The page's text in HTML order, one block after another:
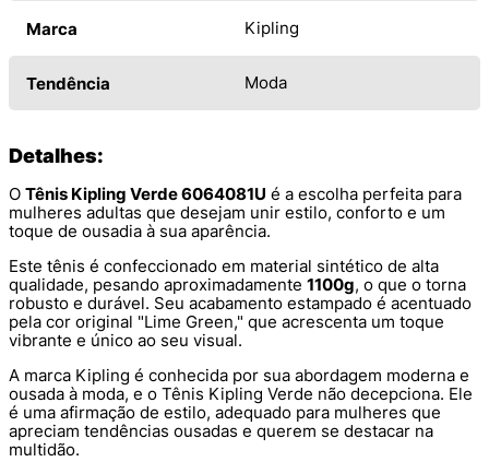
Marca Kipling
Tendência Moda
Detalhes:
O Tênis Kipling Verde 6064081U é a escolha perfeita para
mulheres adultas que desejam unir estilo, conforto e um
toque de ousadia à sua aparência.
Este tênis é confeccionado em material sintético de alta
qualidade, pesando aproximadamente 1100g, o que o torna
robusto e durável. Seu acabamento estampado é acentuado
pela cor original "Lime Green," que acrescenta um toque
vibrante e único ao seu visual.
A marca Kipling é conhecida por sua abordagem moderna e
ousada à moda, e o Tênis Kipling Verde não decepciona. Ele
é uma afirmação de estilo, adequado para mulheres que
apreciam tendências ousadas e querem se destacar na
multidão.